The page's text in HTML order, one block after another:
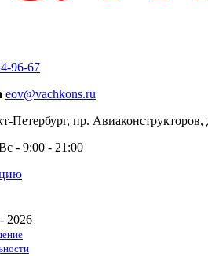
96-67
eov@vachkons.ru
Петербург, пр. Авиаконструкторов,
- 9:00 - 21:00
2026